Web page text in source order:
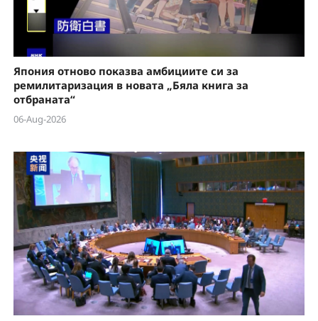
Япония отново показва амбициите си за
ремилитаризация в новата „Бяла книга за
отбраната“
06-Aug-2026